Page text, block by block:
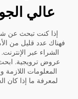
عالي الجودة
فهناك عدد قليل من
الشراء عبر
عروض ترويجية.
المعلومات اللازمة
لمعرفة ما إذا كان